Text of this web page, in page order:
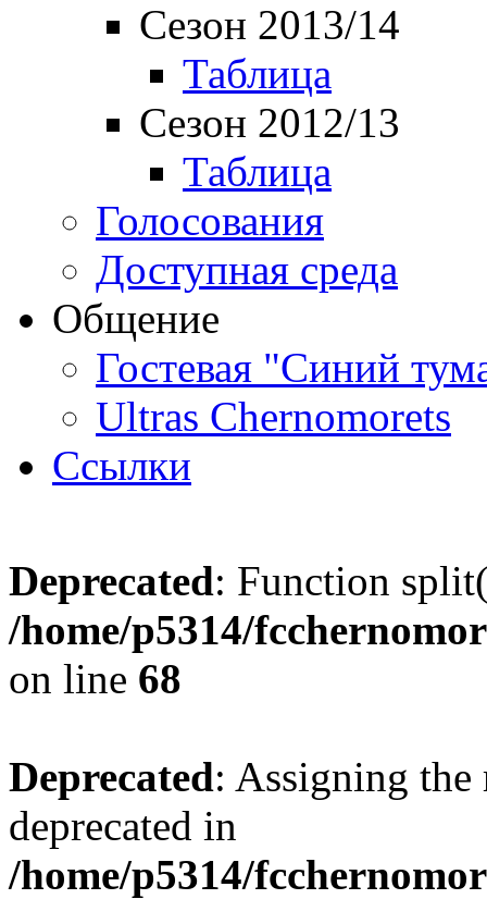
Сезон 2013/14
Таблица
Сезон 2012/13
Таблица
Голосования
Доступная среда
Общение
Гостевая "Синий
Ultras Chernomorets
Ссылки
Deprecated: Function
/home/p5314/
on line 68
Deprecated: Assigning the
deprecated in
/home/p5314/